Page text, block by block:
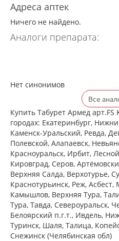
Адреса аптек
Ничего не найдено.
Аналоги препарата:
Нет синонимов
Все
Купить Табурет Армед арт.FS
городах: Екатеринбург,
Каменск-Уральский, Ревда,
Полевской, Алапаевск,
Красноуральск, Ирбит,
Кировград, Серов,
Верхняя Салда, Верхотурье,
Краснотурьинск, Реж,
Камышлов, Верхняя Тура,
Тура, Тавда, Североуральск,
Белоярский п.г.т., Ивдель,
Туринск, Шаля, Талица,
Снежинск (Челябинская обл)